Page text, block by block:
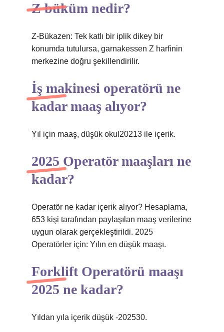
Z büküm nedir?
Z-Bükazen: Tek katlı bir iplik dikey bir
konumda tutulursa, garnakessen Z harfinin
merkezine doğru şekillendirilir.
İş makinesi operatörü ne
kadar maaş alıyor?
Yıl için maaş, düşük okul20213 ile içerik.
2025 Operatör maaşları ne
kadar?
Operatör ne kadar içerik alıyor? Hesaplama,
653 kişi tarafından paylaşılan maaş verilerine
uygun olarak gerçekleştirildi. 2025
Operatörler için: Yılın en düşük maaşı.
Forklift Operatörü maaşı
2025 ne kadar?
Yıldan yıla içerik düşük -202530.